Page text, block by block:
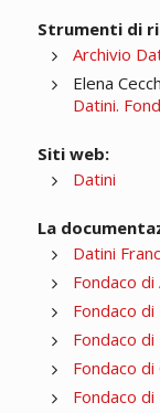
Strumenti di
Archivio
Elena
Datini.
Siti web:
Datini
La
Datini
Fondaco di
Fondaco di
Fondaco di
Fondaco di
Fondaco di